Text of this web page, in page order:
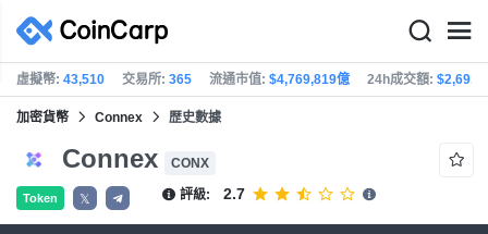
虛擬幣: 43,510 交易所: 365 流通市值: $4,769,819億 24h成交額: $2,691
加密貨幣 Connex 歴史數據
Connex CONX
Token 𝕏 評級: 2.7